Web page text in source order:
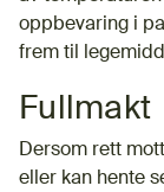
oppbevaring i
frem til
Fullmakt
Dersom rett
eller kan hente